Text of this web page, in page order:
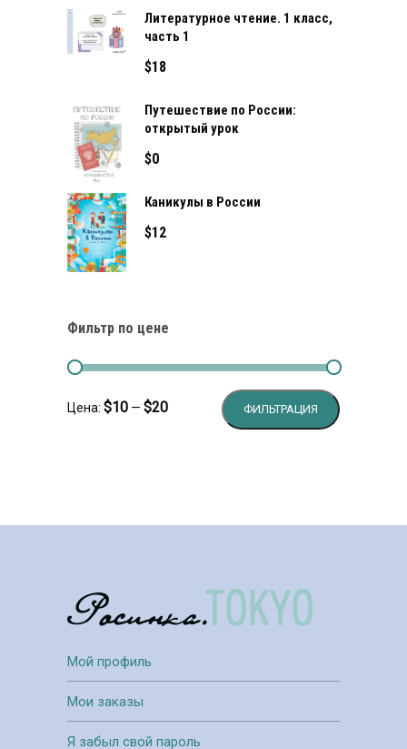
Литературное чтение. 1 класс,
часть 1
$18
Путешествие по России:
открытый урок
$0
Каникулы в России
$12
Фильтр по цене
ФИЛЬТРАЦИЯ
Цена: $10 — $20
Мой профиль
Мои заказы
Я забыл свой пароль